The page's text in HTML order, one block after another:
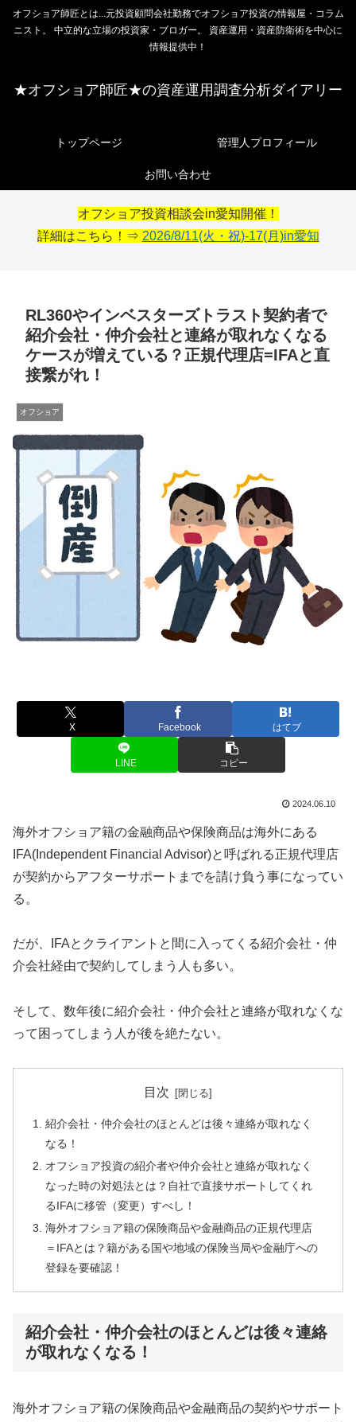
オフショア師匠とは...元投資顧問会社勤務でオフショア投資の情報屋・コラム
ニスト。 中立的な立場の投資家・ブロガー。 資産運用・資産防衛術を中心に
情報提供中！
★オフショア師匠★の資産運用調査分析ダイアリー
トップページ 管理人プロフィール
お問い合わせ
オフショア投資相談会in愛知開催！
詳細はこちら！⇒ 2026/8/11(火・祝)-17(月)in愛知
RL360やインベスターズトラスト契約者で
紹介会社・仲介会社と連絡が取れなくなる
ケースが増えている？正規代理店=IFAと直
接繋がれ！
オフショア
X Facebook はてブ
LINE コピー
2024.06.10
海外オフショア籍の金融商品や保険商品は海外にある
IFA(Independent Financial Advisor)と呼ばれる正規代理店
が契約からアフターサポートまでを請け負う事になってい
る。
だが、IFAとクライアントと間に入ってくる紹介会社・仲
介会社経由で契約してしまう人も多い。
そして、数年後に紹介会社・仲介会社と連絡が取れなくな
って困ってしまう人が後を絶たない。
目次
紹介会社・仲介会社のほとんどは後々連絡が取れなく
なる！
オフショア投資の紹介者や仲介会社と連絡が取れなく
なった時の対処法とは？自社で直接サポートしてくれ
るIFAに移管（変更）すべし！
海外オフショア籍の保険商品や金融商品の正規代理店
＝IFAとは？籍がある国や地域の保険当局や金融庁への
登録を要確認！
紹介会社・仲介会社のほとんどは後々連絡
が取れなくなる！
海外オフショア籍の保険商品や金融商品の契約やサポート